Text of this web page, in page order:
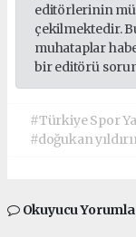
editörlerinin
çekilmektedir.
muhataplar
bir editörü
#Türkiye Spor
#doğukan
Okuyucu